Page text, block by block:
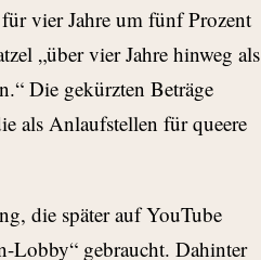
vier Jahre um fünf Prozent
„über vier Jahre hinweg als
Die gekürzten Beträge
als Anlaufstellen für queere
die später auf YouTube
Lobby“ gebraucht. Dahinter